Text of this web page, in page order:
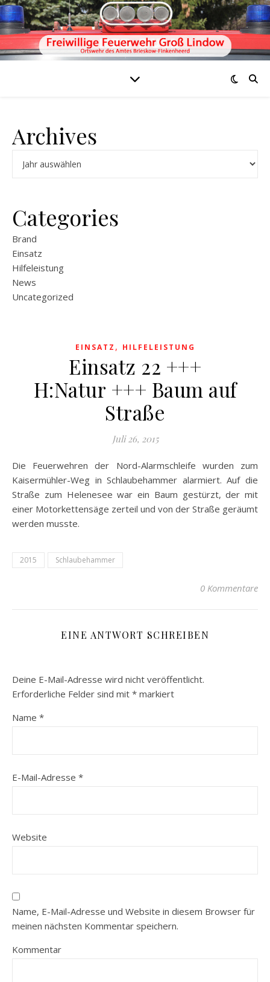
Archives
Categories
Brand
Einsatz
Hilfeleistung
News
Uncategorized
EINSATZ , HILFELEISTUNG
Einsatz 22 +++
H:Natur +++ Baum auf
Straße
Juli 26, 2015
Die Feuerwehren der Nord-Alarmschleife wurden zum
Kaisermühler-Weg in Schlaubehammer alarmiert. Auf die
Straße zum Helenesee war ein Baum gestürzt, der mit
einer Motorkettensäge zerteil und von der Straße geräumt
werden musste.
2015 Schlaubehammer
0 Kommentare
EINE ANTWORT SCHREIBEN
Deine E-Mail-Adresse wird nicht veröffentlicht.
Erforderliche Felder sind mit * markiert
Name *
E-Mail-Adresse *
Website
Name, E-Mail-Adresse und Website in diesem Browser für
meinen nächsten Kommentar speichern.
Kommentar